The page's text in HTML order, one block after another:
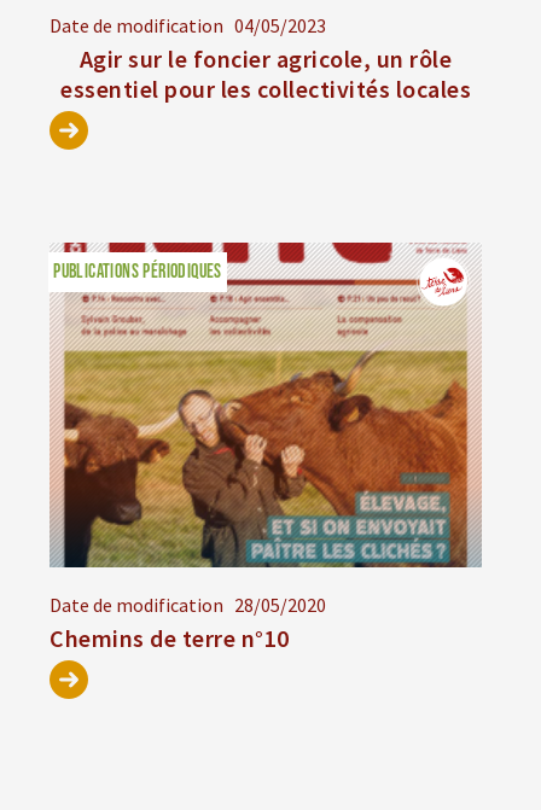
Date de modification 04/05/2023
Agir sur le foncier agricole, un rôle
essentiel pour les collectivités locales
Date de modification 28/05/2020
Chemins de terre n°10
PUBLICATIONS PÉRIODIQUES